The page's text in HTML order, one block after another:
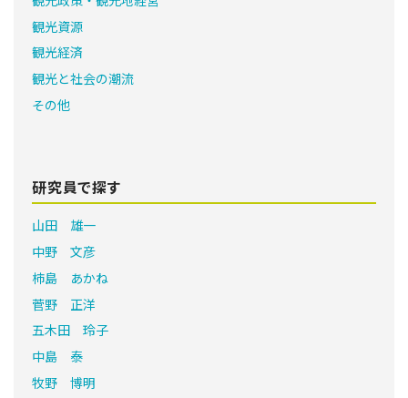
観光資源
観光経済
観光と社会の潮流
その他
研究員で探す
山田 雄一
中野 文彦
柿島 あかね
菅野 正洋
五木田 玲子
中島 泰
牧野 博明